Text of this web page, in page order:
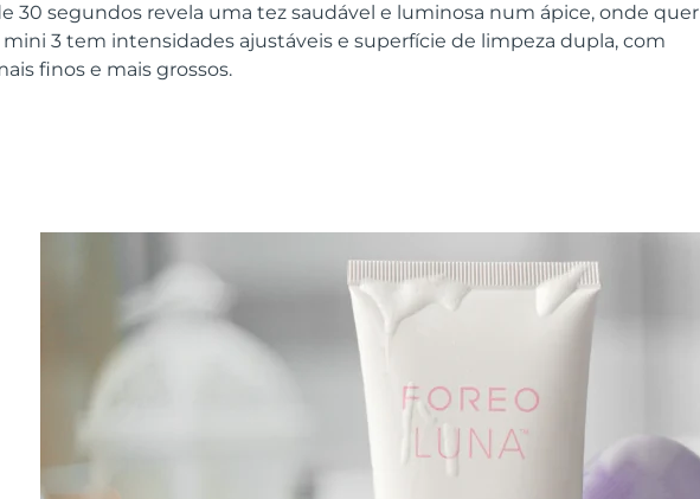
30 segundos revela uma tez saudável e luminosa num ápice, onde quer
mini 3 tem intensidades ajustáveis e superfície de limpeza dupla, com
finos e mais grossos.